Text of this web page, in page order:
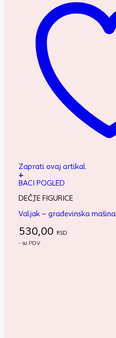
Zaprati ovaj artikal
+
BACI POGLED
DEČJE FIGURICE
Valjak – građevinska mašina
530,00 RSD
- sa PDV